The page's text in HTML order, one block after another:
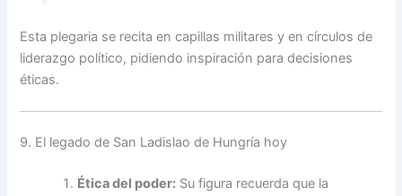
Esta plegaria se recita en capillas militares y en círculos de
liderazgo político, pidiendo inspiración para decisiones
éticas.
9. El legado de San Ladislao de Hungría hoy
Ética del poder: Su figura recuerda que la